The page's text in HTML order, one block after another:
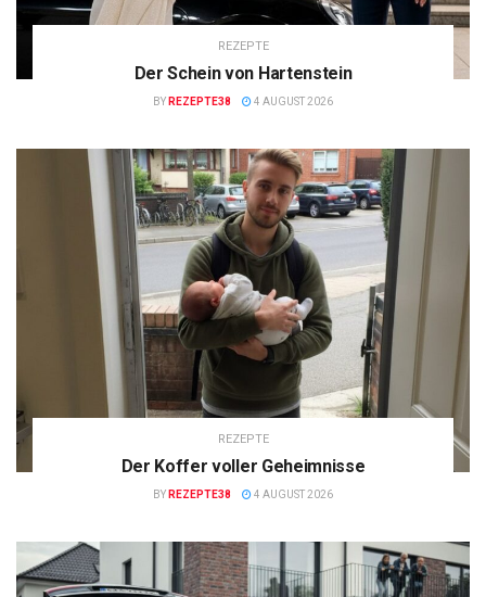
REZEPTE
Der Schein von Hartenstein
BY REZEPTE38 4 AUGUST 2026
REZEPTE
Der Koffer voller Geheimnisse
BY REZEPTE38 4 AUGUST 2026